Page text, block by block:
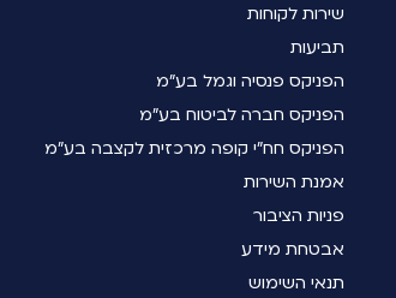
שירות לקוחות
תביעות
הפניקס פנסיה וגמל בע"מ
הפניקס חברה לביטוח בע"מ
הפניקס חח"י קופה מרכזית לקצבה בע"מ
אמנת השירות
פניות הציבור
אבטחת מידע
תנאי השימוש